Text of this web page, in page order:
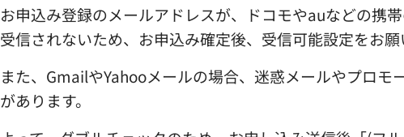
お申込み登録のメールアドレスが、ドコモやauなどの携
受信されないため、お申込み確定後、受信可能設定をお願
また、GmailやYahooメールの場合、迷惑メールやプロ
があります。